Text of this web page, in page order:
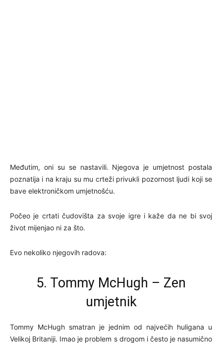
Međutim, oni su se nastavili. Njegova je umjetnost postala
poznatija i na kraju su mu crteži privukli pozornost ljudi koji se
bave elektroničkom umjetnošću.
Počeo je crtati čudovišta za svoje igre i kaže da ne bi svoj
život mijenjao ni za što.
Evo nekoliko njegovih radova:
5. Tommy McHugh – Zen
umjetnik
Tommy McHugh smatran je jednim od najvećih huligana u
Velikoj Britaniji. Imao je problem s drogom i često je nasumično